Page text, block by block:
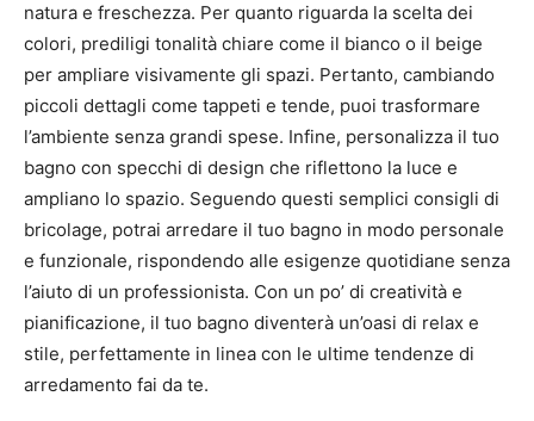
natura e freschezza. Per quanto riguarda la scelta dei
colori, prediligi tonalità chiare come il bianco o il beige
per ampliare visivamente gli spazi. Pertanto, cambiando
piccoli dettagli come tappeti e tende, puoi trasformare
l’ambiente senza grandi spese. Infine, personalizza il tuo
bagno con specchi di design che riflettono la luce e
ampliano lo spazio. Seguendo questi semplici consigli di
bricolage, potrai arredare il tuo bagno in modo personale
e funzionale, rispondendo alle esigenze quotidiane senza
l’aiuto di un professionista. Con un po’ di creatività e
pianificazione, il tuo bagno diventerà un’oasi di relax e
stile, perfettamente in linea con le ultime tendenze di
arredamento fai da te.